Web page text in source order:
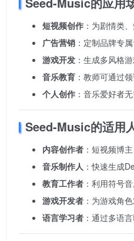
短视频创作 ：为剧情类
广告营销 ：定制品牌专
游戏开发 ：生成多风格
音乐教育 ：教师可通过
个人创作 ：音乐爱好者
Seed-Music的适用
内容创作者 ：短视频博
音乐制作人 ：快速生成
教育工作者 ：利用符号
游戏开发者 ：为游戏角
语言学习者 ：通过多语